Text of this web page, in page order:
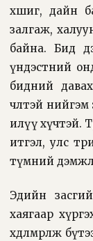
хөшиг, дайн
залгаж,
байна. Бид
үндэстний
бидний
чөлөөтэй
илүү хүчтэй.
итгэл, улс
түмний
Эдийн
хаягаар
хөдөлмөрлөж